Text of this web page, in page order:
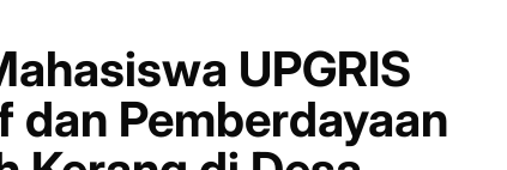
UPGRIS
dan Pemberdayaan